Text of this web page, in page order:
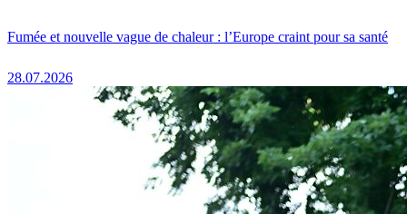
Fumée et nouvelle vague de chaleur : l’Europe craint pour sa santé
28.07.2026